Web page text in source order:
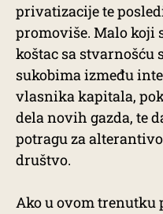
privatizacije te
promoviše. Malo koji
koštac sa stvarnošću
sukobima između
vlasnika kapitala,
dela novih gazda, te
potragu za
društvo.
Ako u ovom trenutku